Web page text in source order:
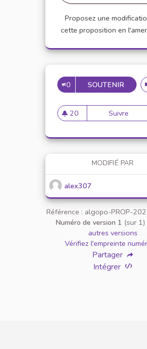
Proposez une
cette proposition en
0 SOUTENIR
20
20 abonnés
Suivre
MODIFIÉ PAR
alex307
Référence : algopo-PROP-
Numéro de version 1 (sur 1)
autres versions
Vérifiez l'empreinte
Partager
Intégrer